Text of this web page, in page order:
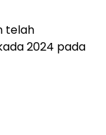
telah
2024 pada